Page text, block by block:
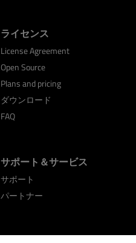
ライセンス
License Agreement
Open Source
Plans and pricing
ダウンロード
FAQ
サポート＆サービス
サポート
パートナー